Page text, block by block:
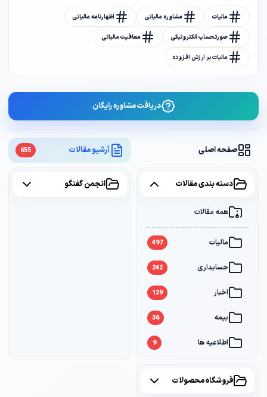
صفحه اصلی آرشیو مقالات 655
دسته بندی مقالات
همه مقالات
مالیات 497
حسابداری 242
اخبار 129
بیمه 36
اطلاعیه ها 9
انجمن گفتگو
فروشگاه محصولات
مالیات مشاوره مالیاتی اظهارنامه مالیاتی
صورتحساب الکترونیکی معافیت مالیاتی
مالیات بر ارزش افزوده
دریافت مشاوره رایگان